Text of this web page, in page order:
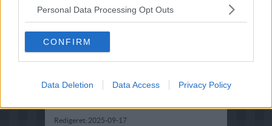
Personal Data Processing Opt Outs
CONFIRM
Data Deletion Data Access Privacy Policy
Ret :Kold Dessert-Budding
Hovedingrediens : Mælkeprodukter Fløde
Redigeret: 2025-09-17